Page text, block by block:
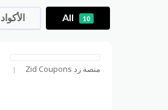
All 10 الأكواد
منصة زد Zid Coupons